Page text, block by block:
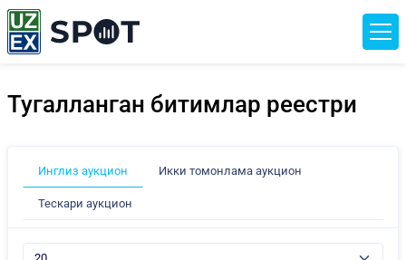
Тугалланган битимлар реестри
Инглиз аукцион Икки томонлама аукцион
Тескари аукцион